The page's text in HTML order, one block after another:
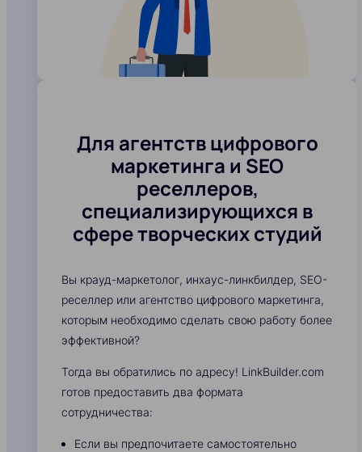
Для агентств цифрового
маркетинга и SEO
реселлеров,
специализирующихся в
сфере творческих студий
Вы крауд-маркетолог, инхаус-линкбилдер, SEO-
реселлер или агентство цифрового маркетинга,
которым необходимо сделать свою работу более
эффективной?
Тогда вы обратились по адресу! LinkBuilder.com
готов предоставить два формата
сотрудничества:
Если вы предпочитаете самостоятельно